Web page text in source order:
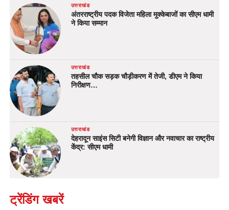
उत्तराखंड
अंतरराष्ट्रीय पदक विजेता महिला मुक्केबाजों का सीएम धामी
ने किया सम्मान
उत्तराखंड
तहसील चौक सड़क चौड़ीकरण में तेजी, डीएम ने किया
निरीक्षण…
उत्तराखंड
देहरादून साइंस सिटी बनेगी विज्ञान और नवाचार का राष्ट्रीय
केंद्र: सीएम धामी
ट्रेंडिंग खबरें